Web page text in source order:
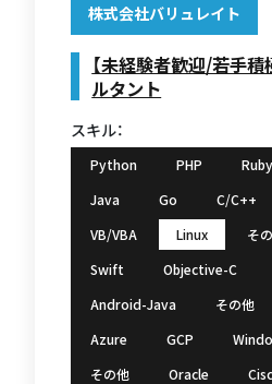
株式会社バリュレイト
【未経験者歓迎/若手積
ルタント
スキル：
Python PHP Ruby
Java
Go C/C++
VB/VBA
Linux そ
Swift
Objective-C
Android-Java
その他
Azure
GCP
その他
Oracle